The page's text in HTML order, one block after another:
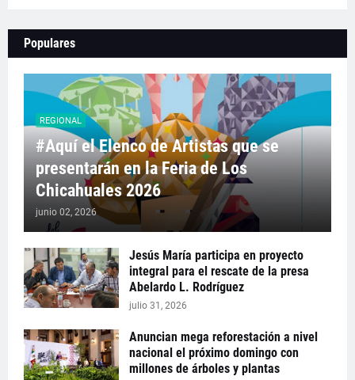
Populares
REGIONAL
#Aquí el Elenco de Artistas que se
presentarán en la Feria de Los
Chicahuales 2026
junio 02, 2026
Jesús María participa en proyecto
integral para el rescate de la presa
Abelardo L. Rodríguez
julio 31, 2026
Anuncian mega reforestación a nivel
nacional el próximo domingo con
millones de árboles y plantas